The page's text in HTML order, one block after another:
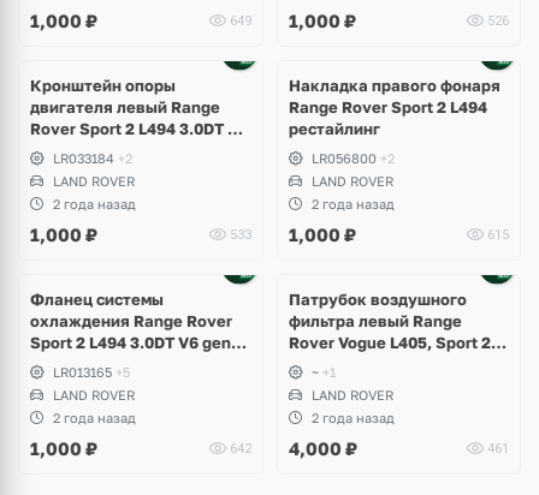
1,000 ₽ 649 1,000 ₽ 526
Кронштейн опоры
двигателя левый Range
Rover Sport 2 L494 3.0DT V6
gen2 Twin-turbo
LR033184 +2
LAND ROVER
2 года назад
1,000 ₽ 533
Накладка правого фонаря
Range Rover Sport 2 L494
рестайлинг
LR056800 +2
LAND ROVER
2 года назад
1,000 ₽ 615
Фланец системы
охлаждения Range Rover
Sport 2 L494 3.0DT V6 gen2
Twin-turbo
LR013165 +5
LAND ROVER
2 года назад
1,000 ₽ 642
Патрубок воздушного
фильтра левый Range
Rover Vogue L405, Sport 2
L494 рестайлинг
~ +1
LAND ROVER
2 года назад
4,000 ₽ 461